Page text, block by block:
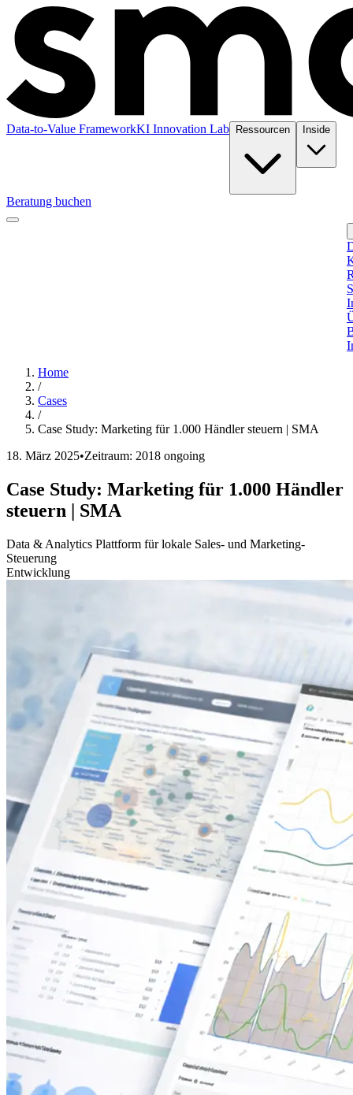
Data-to-Value FrameworkKI Innovation Lab Ressourcen Inside
Beratung buchen
Home
/
Cases
/
Case Study: Marketing für 1.000 Händler steuern | SMA
18. März 2025•Zeitraum: 2018 ongoing
Case Study: Marketing für 1.000 Händler
steuern | SMA
Data & Analytics Plattform für lokale Sales- und Marketing-
Steuerung
Entwicklung